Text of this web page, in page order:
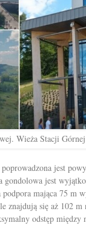
Wieża Stacji
jest
gondolowa jest
mająca 75 m
się aż 102 m
odstęp